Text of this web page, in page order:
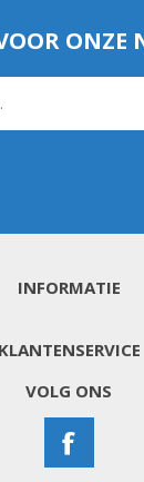
ONZE
INFORMATIE
KLANTENSERVICE
VOLG ONS